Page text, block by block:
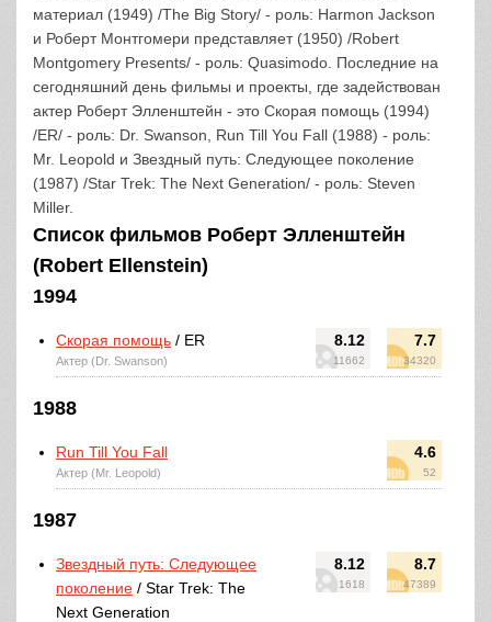
материал (1949) /The Big Story/ - роль: Harmon Jackson
и Роберт Монтгомери представляет (1950) /Robert
Montgomery Presents/ - роль: Quasimodo. Последние на
сегодняшний день фильмы и проекты, где задействован
актер Роберт Элленштейн - это Скорая помощь (1994)
/ER/ - роль: Dr. Swanson, Run Till You Fall (1988) - роль:
Mr. Leopold и Звездный путь: Следующее поколение
(1987) /Star Trek: The Next Generation/ - роль: Steven
Miller.
Список фильмов Роберт Элленштейн
(Robert Ellenstein)
1994
8.12
11662
7.7
34320
Скорая помощь / ER
Актер (Dr. Swanson)
1988
4.6
52
Run Till You Fall
Актер (Mr. Leopold)
1987
8.12
1618
8.7
47389
Звездный путь: Следующее
поколение / Star Trek: The
Next Generation